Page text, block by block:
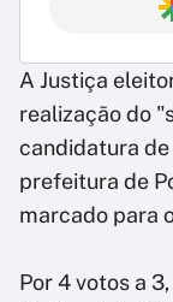
A Justiça
realização do
candidatura de
prefeitura de
marcado para
Por 4 votos a